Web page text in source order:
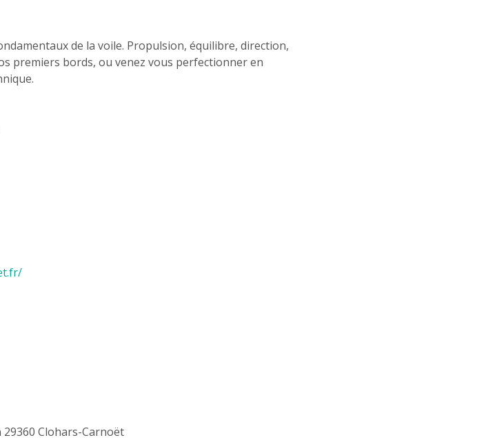
de la voile. Propulsion, équilibre, direction,
premiers bords, ou venez vous perfectionner en
29360 Clohars-Carnoët